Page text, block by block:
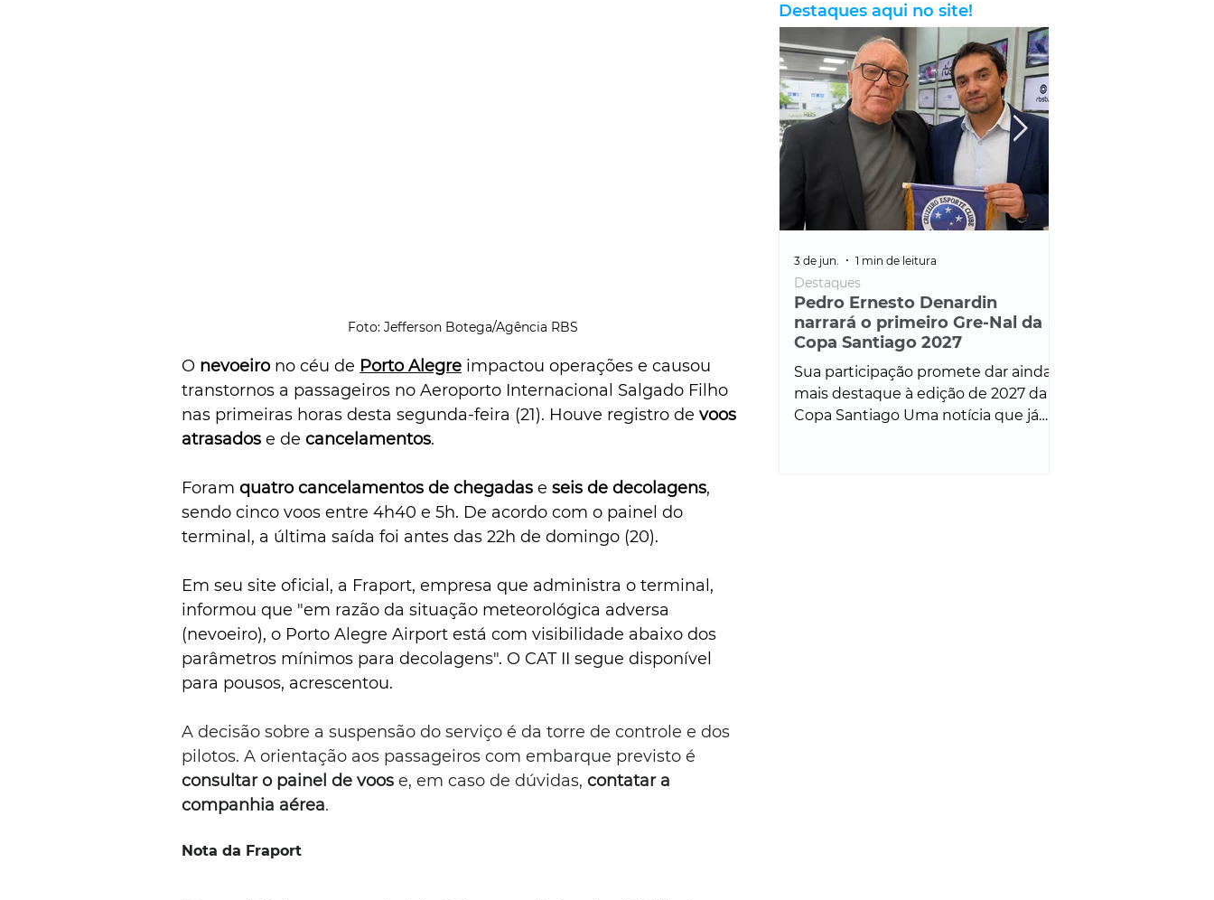
Foto: Jefferson Botega/Agência RBS
O nevoeiro no céu de Porto Alegre impactou operações e causou
transtornos a passageiros no Aeroporto Internacional Salgado Filho
nas primeiras horas desta segunda-feira (21). Houve registro de voos
atrasados e de cancelamentos.
Foram quatro cancelamentos de chegadas e seis de decolagens,
sendo cinco voos entre 4h40 e 5h. De acordo com o painel do
terminal, a última saída foi antes das 22h de domingo (20).
Em seu site oficial, a Fraport, empresa que administra o terminal,
informou que "em razão da situação meteorológica adversa
(nevoeiro), o Porto Alegre Airport está com visibilidade abaixo dos
parâmetros mínimos para decolagens". O CAT II segue disponível
para pousos, acrescentou.
A decisão sobre a suspensão do serviço é da torre de controle e dos
pilotos. A orientação aos passageiros com embarque previsto é
consultar o painel de voos e, em caso de dúvidas, contatar a
companhia aérea.
Nota da Fraport
Destaques aqui no site!
Pedro Ernesto Denardin
narrará o primeiro Gre-Nal da
Copa Santiago 2027
Sua participação promete dar ainda
mais destaque à edição de 2027 da
Copa Santiago Uma notícia que já
Destaques
3 de jun. 1 min de leitura